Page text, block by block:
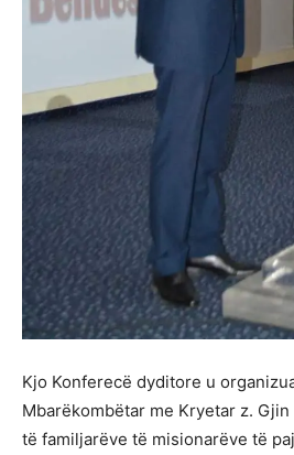
Kjo Konferecë dyditore u
Mbarëkombëtar me Kryetar z.
të familjarëve të misionarëve të